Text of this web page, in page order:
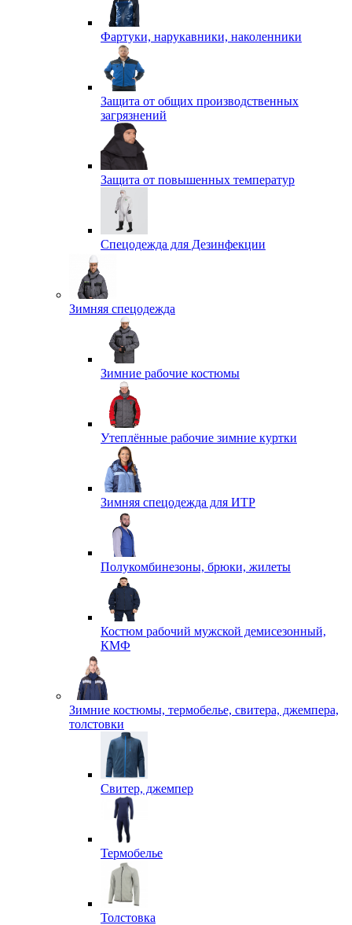
Фартуки, нарукавники, наколенники
Защита от общих производственных
загрязнений
Защита от повышенных температур
Спецодежда для Дезинфекции
Зимняя спецодежда
Зимние рабочие костюмы
Утеплённые рабочие зимние куртки
Зимняя спецодежда для ИТР
Полукомбинезоны, брюки, жилеты
Костюм рабочий мужской демисезонный,
КМФ
Зимние костюмы, термобелье, свитера, джемпера,
толстовки
Свитер, джемпер
Термобелье
Толстовка